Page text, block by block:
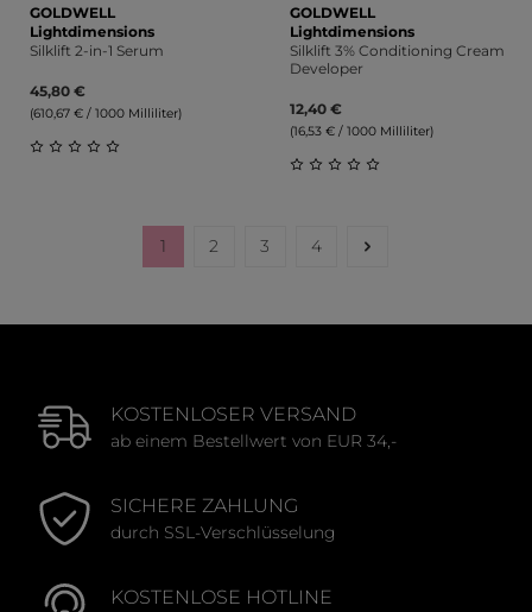
GOLDWELL
Lightdimensions
Silklift 2-in-1 Serum
45,80 €
(610,67 € / 1000 Milliliter)
GOLDWELL
Lightdimensions
Silklift 3% Conditioning Cream
Developer
12,40 €
(16,53 € / 1000 Milliliter)
Seite
1 Seite
2 Seite
3 Seite
4
KOSTENLOSER VERSAND
ab einem Bestellwert von EUR 34,-
SICHERE ZAHLUNG
durch SSL-Verschlüsselung
KOSTENLOSE HOTLINE